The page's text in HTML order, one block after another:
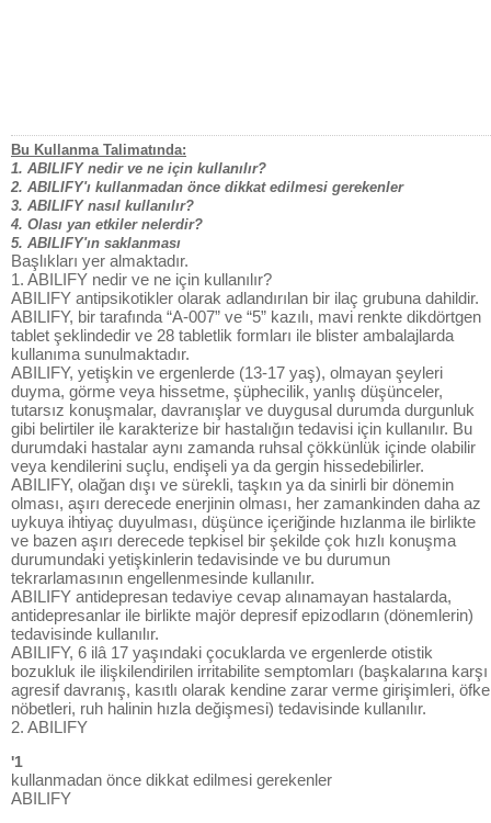
Bu Kullanma Talimatında:
1. ABILIFY nedir ve ne için kullanılır?
2. ABILIFY'ı kullanmadan önce dikkat edilmesi gerekenler
3. ABILIFY nasıl kullanılır?
4. Olası yan etkiler nelerdir?
5. ABILIFY'ın saklanması
Başlıkları yer almaktadır.
1. ABILIFY nedir ve ne için kullanılır?
ABILIFY antipsikotikler olarak adlandırılan bir ilaç grubuna dahildir.
ABILIFY, bir tarafında “A-007” ve “5” kazılı, mavi renkte dikdörtgen
tablet şeklindedir ve 28 tabletlik formları ile blister ambalajlarda
kullanıma sunulmaktadır.
ABILIFY, yetişkin ve ergenlerde (13-17 yaş), olmayan şeyleri
duyma, görme veya hissetme, şüphecilik, yanlış düşünceler,
tutarsız konuşmalar, davranışlar ve duygusal durumda durgunluk
gibi belirtiler ile karakterize bir hastalığın tedavisi için kullanılır. Bu
durumdaki hastalar aynı zamanda ruhsal çökkünlük içinde olabilir
veya kendilerini suçlu, endişeli ya da gergin hissedebilirler.
ABILIFY, olağan dışı ve sürekli, taşkın ya da sinirli bir dönemin
olması, aşırı derecede enerjinin olması, her zamankinden daha az
uykuya ihtiyaç duyulması, düşünce içeriğinde hızlanma ile birlikte
ve bazen aşırı derecede tepkisel bir şekilde çok hızlı konuşma
durumundaki yetişkinlerin tedavisinde ve bu durumun
tekrarlamasının engellenmesinde kullanılır.
ABILIFY antidepresan tedaviye cevap alınamayan hastalarda,
antidepresanlar ile birlikte majör depresif epizodların (dönemlerin)
tedavisinde kullanılır.
ABILIFY, 6 ilâ 17 yaşındaki çocuklarda ve ergenlerde otistik
bozukluk ile ilişkilendirilen irritabilite semptomları (başkalarına karşı
agresif davranış, kasıtlı olarak kendine zarar verme girişimleri, öfke
nöbetleri, ruh halinin hızla değişmesi) tedavisinde kullanılır.
2. ABILIFY
'1
kullanmadan önce dikkat edilmesi gerekenler
ABILIFY